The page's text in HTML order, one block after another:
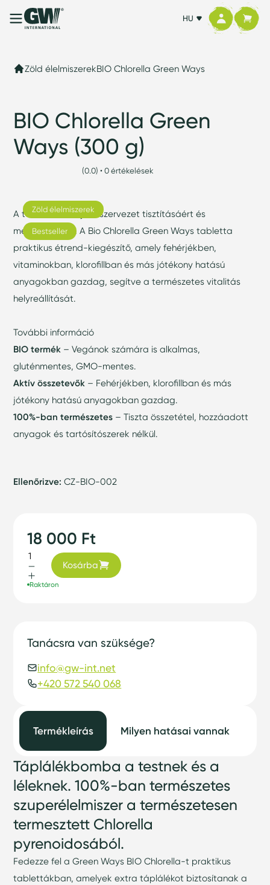
HU
Zöld élelmiszerekBIO Chlorella Green Ways
BIO Chlorella Green
Ways (300 g)
(0.0) • 0 értékelések
A természet ereje a szervezet tisztításáért és
megújulásáért. A Bio Chlorella Green Ways tabletta
praktikus étrend-kiegészítő, amely fehérjékben,
vitaminokban, klorofillban és más jótékony hatású
anyagokban gazdag, segítve a természetes vitalitás
helyreállítását.
További információ
BIO termék – Vegánok számára is alkalmas,
gluténmentes, GMO-mentes.
Aktív összetevők – Fehérjékben, klorofillban és más
jótékony hatású anyagokban gazdag.
100%-ban természetes – Tiszta összetétel, hozzáadott
anyagok és tartósítószerek nélkül.
Ellenőrizve: CZ-BIO-002
18 000 Ft
Kosárba
Raktáron
Zöld élelmiszerek
Bestseller
Termékleírás Milyen hatásai vannak
Tanácsra van szüksége?
info@gw-int.net
+420 572 540 068
Táplálékbomba a testnek és a
léleknek. 100%-ban természetes
szuperélelmiszer a természetesen
termesztett Chlorella
pyrenoidosából.
Fedezze fel a Green Ways BIO Chlorella-t praktikus
tablettákban, amelyek extra táplálékot biztosítanak a